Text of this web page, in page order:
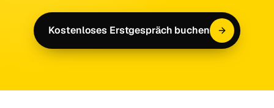
Kostenloses Erstgespräch buchen